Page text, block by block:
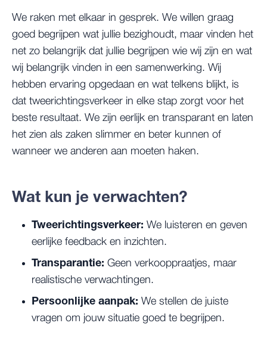
We raken met elkaar in gesprek. We willen graag
goed begrijpen wat jullie bezighoudt, maar vinden het
net zo belangrijk dat jullie begrijpen wie wij zijn en wat
wij belangrijk vinden in een samenwerking. Wij
hebben ervaring opgedaan en wat telkens blijkt, is
dat tweerichtingsverkeer in elke stap zorgt voor het
beste resultaat. We zijn eerlijk en transparant en laten
het zien als zaken slimmer en beter kunnen of
wanneer we anderen aan moeten haken.
Wat kun je verwachten?
Tweerichtingsverkeer: We luisteren en geven
eerlijke feedback en inzichten.
Transparantie: Geen verkooppraatjes, maar
realistische verwachtingen.
Persoonlijke aanpak: We stellen de juiste
vragen om jouw situatie goed te begrijpen.